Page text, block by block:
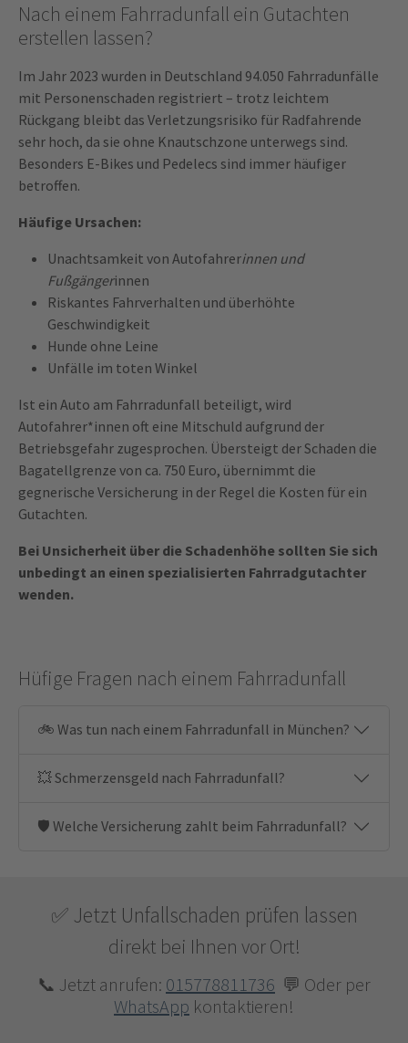
Nach einem Fahrradunfall ein Gutachten
erstellen lassen?
Im Jahr 2023 wurden in Deutschland 94.050 Fahrradunfälle
mit Personenschaden registriert – trotz leichtem
Rückgang bleibt das Verletzungsrisiko für Radfahrende
sehr hoch, da sie ohne Knautschzone unterwegs sind.
Besonders E-Bikes und Pedelecs sind immer häufiger
betroffen.
Häufige Ursachen:
Unachtsamkeit von Autofahrerinnen und
Fußgängerinnen
Riskantes Fahrverhalten und überhöhte
Geschwindigkeit
Hunde ohne Leine
Unfälle im toten Winkel
Ist ein Auto am Fahrradunfall beteiligt, wird
Autofahrer*innen oft eine Mitschuld aufgrund der
Betriebsgefahr zugesprochen. Übersteigt der Schaden die
Bagatellgrenze von ca. 750 Euro, übernimmt die
gegnerische Versicherung in der Regel die Kosten für ein
Gutachten.
Bei Unsicherheit über die Schadenhöhe sollten Sie sich
unbedingt an einen spezialisierten Fahrradgutachter
wenden.
Hüfige Fragen nach einem Fahrradunfall
🚲 Was tun nach einem Fahrradunfall in München?
💥 Schmerzensgeld nach Fahrradunfall?
🛡️ Welche Versicherung zahlt beim Fahrradunfall?
✅ Jetzt Unfallschaden prüfen lassen
direkt bei Ihnen vor Ort!
📞 Jetzt anrufen: 015778811736 💬 Oder per
WhatsApp kontaktieren!